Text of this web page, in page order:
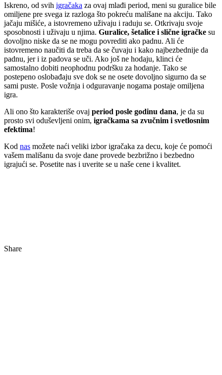
Iskreno, od svih igračaka za ovaj mlađi period, meni su guralice bile
omiljene pre svega iz razloga što pokreću mališane na akciju. Tako
jačaju mišiće, a istovremeno uživaju i raduju se. Otkrivaju svoje
sposobnosti i uživaju u njima. Guralice, šetalice i slične igračke su
dovoljno niske da se ne mogu povrediti ako padnu. Ali će
istovremeno naučiti da treba da se čuvaju i kako najbezbednije da
padnu, jer i iz padova se uči. Ako još ne hodaju, klinci će
samostalno dobiti neophodnu podršku za hodanje. Tako se
postepeno oslobađaju sve dok se ne osete dovoljno sigurno da se
sami puste. Posle vožnja i odguravanje nogama postaje omiljena
igra.
Ali ono što karakteriše ovaj period posle godinu dana, je da su
prosto svi oduševljeni onim, igračkama sa zvučnim i svetlosnim
efektima!
Kod nas možete naći veliki izbor igračaka za decu, koje će pomoći
vašem mališanu da svoje dane provede bezbrižno i bezbedno
igrajući se. Posetite nas i uverite se u naše cene i kvalitet.
Share